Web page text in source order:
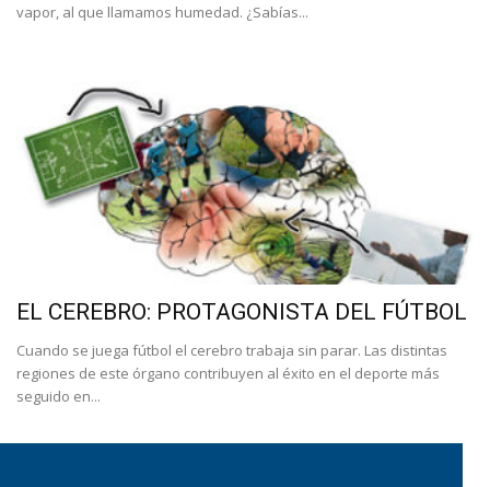
vapor, al que llamamos humedad. ¿Sabías...
EL CEREBRO: PROTAGONISTA DEL FÚTBOL
Cuando se juega fútbol el cerebro trabaja sin parar. Las distintas
regiones de este órgano contribuyen al éxito en el deporte más
seguido en...